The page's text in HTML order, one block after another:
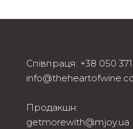
Співпраця: +38 050
Продакшн:
getmorewith@mjoy.ua